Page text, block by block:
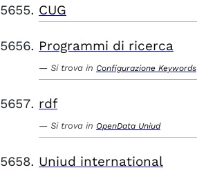
CUG
Programmi di ricerca
Si trova in Configurazione Keywords
rdf
Si trova in OpenData Uniud
Uniud international